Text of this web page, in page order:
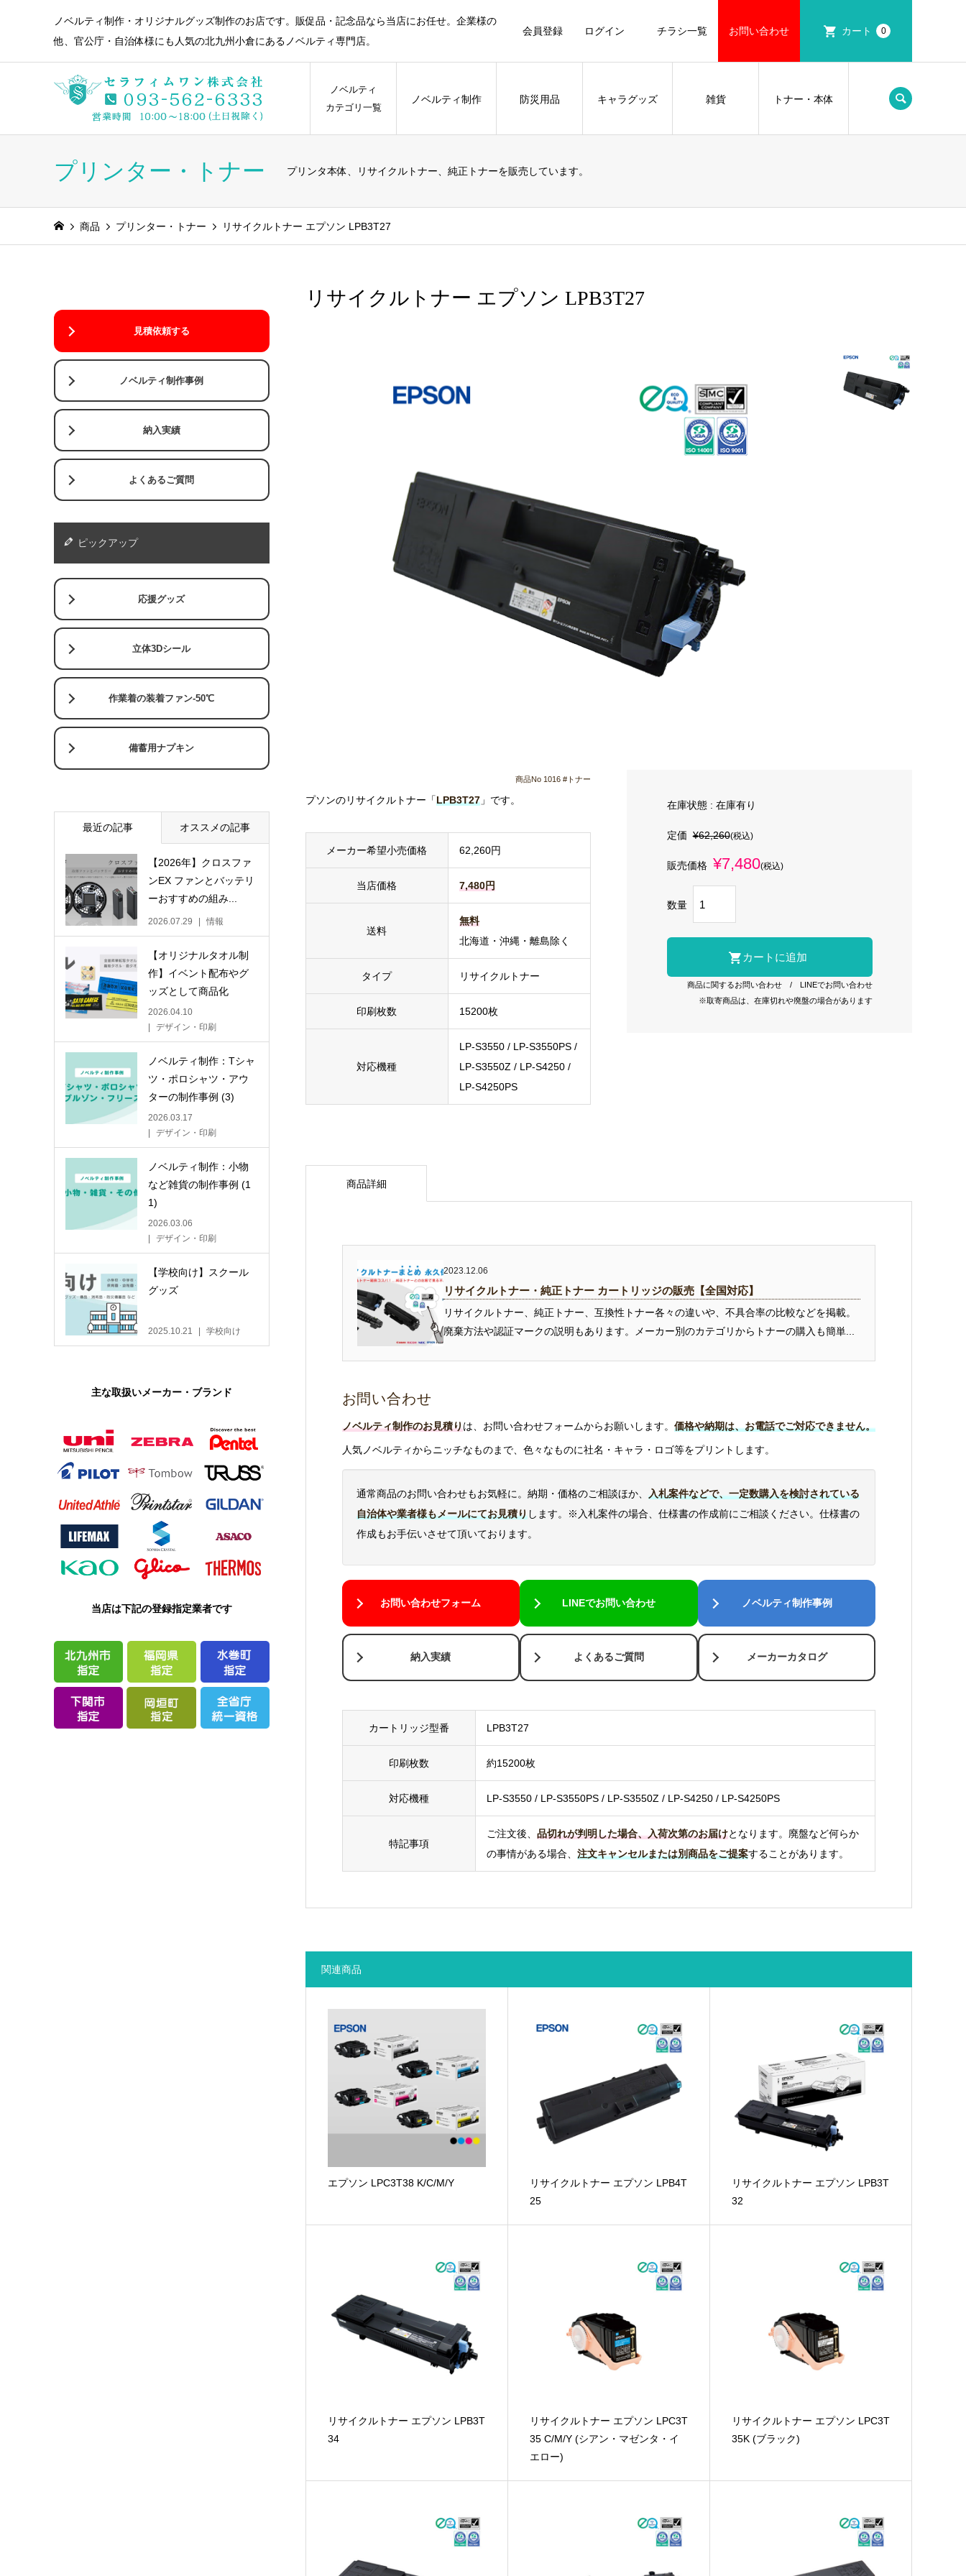
ノベルティ制作・オリジナルグッズ制作のお店です。販促品・記念品なら当店にお任せ。企業様の
他、官公庁・自治体様にも人気の北九州小倉にあるノベルティ専門店。
会員登録 ログイン チラシ一覧 お問い合わせ カート 0
ノベルティ
カテゴリ一覧
ノベルティ制作 防災用品 キャラグッズ 雑貨 トナー・本体
プリンター・トナー プリンタ本体、リサイクルトナー、純正トナーを販売しています。
商品 プリンター・トナー リサイクルトナー エプソン LPB3T27
リサイクルトナー エプソン LPB3T27
商品No 1016 #トナー
プソンのリサイクルトナー「LPB3T27」です。
メーカー希望小売価格 62,260円
当店価格 7,480円
送料
無料
北海道・沖縄・離島除く
タイプ リサイクルトナー
印刷枚数 15200枚
対応機種
LP-S3550 / LP-S3550PS /
LP-S3550Z / LP-S4250 /
LP-S4250PS
在庫状態 : 在庫有り
定価¥62,260(税込)
販売価格 ¥7,480(税込)
数量
商品に関するお問い合わせ/ LINEでお問い合わせ
※取寄商品は、在庫切れや廃盤の場合があります
商品詳細
2023.12.06
リサイクルトナー・純正トナー カートリッジの販売【全国対応】
リサイクルトナー、純正トナー、互換性トナー各々の違いや、不具合率の比較などを掲載。
廃棄方法や認証マークの説明もあります。メーカー別のカテゴリからトナーの購入も簡単...
お問い合わせ
ノベルティ制作のお見積り は、お問い合わせフォームからお願いします。 価格や納期は、お電話でご対応できません。
人気ノベルティからニッチなものまで、色々なものに社名・キャラ・ロゴ等をプリントします。
通常商品のお問い合わせもお気軽に。納期・価格のご相談ほか、 入札案件などで、一定数購入を検討されている
自治体や業者様もメールにてお見積りします。※入札案件の場合、仕様書の作成前にご相談ください。仕様書の
作成もお手伝いさせて頂いております。
お問い合わせフォーム LINEでお問い合わせ ノベルティ制作事例
納入実績 よくあるご質問 メーカーカタログ
カートリッジ型番 LPB3T27
印刷枚数 約15200枚
対応機種 LP-S3550 / LP-S3550PS / LP-S3550Z / LP-S4250 / LP-S4250PS
特記事項
ご注文後、 品切れが判明した場合、入荷次第のお届けとなります。廃盤など何らか
の事情がある場合、 注文キャンセルまたは別商品をご提案することがあります。
関連商品
エプソン LPC3T38 K/C/M/Y
リサイクルトナー エプソン LPB4T
25
リサイクルトナー エプソン LPB3T
32
リサイクルトナー エプソン LPB3T
34
リサイクルトナー エプソン LPC3T
35 C/M/Y (シアン・マゼンタ・イ
エロー)
リサイクルトナー エプソン LPC3T
35K (ブラック)
見積依頼する
ノベルティ制作事例
納入実績
よくあるご質問
ピックアップ
応援グッズ
立体3Dシール
作業着の装着ファン-50℃
備蓄用ナプキン
最近の記事 オススメの記事
【2026年】クロスファ
ンEX ファンとバッテリ
ーおすすめの組み...
2026.07.29 情報
【オリジナルタオル制
作】イベント配布やグ
ッズとして商品化
2026.04.10
デザイン・印刷
ノベルティ制作：Tシャ
ツ・ポロシャツ・アウ
ターの制作事例 (3)
2026.03.17
デザイン・印刷
ノベルティ制作：小物
など雑貨の制作事例 (1
1)
2026.03.06
デザイン・印刷
【学校向け】スクール
グッズ
2025.10.21 学校向け
主な取扱いメーカー・ブランド
当店は下記の登録指定業者です